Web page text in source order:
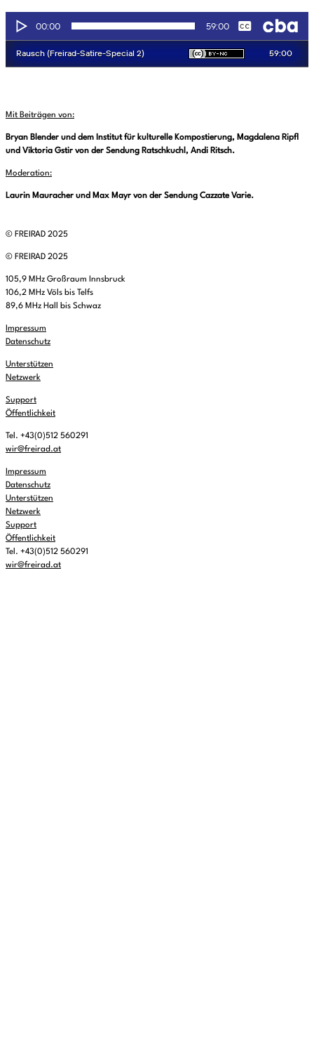
Mit Beiträgen von:
Bryan Blender und dem Institut für kulturelle Kompostierung, Magdalena Ripfl
und Viktoria Gstir von der Sendung Ratschkuchl, Andi Ritsch.
Moderation:
Laurin Mauracher und Max Mayr von der Sendung Cazzate Varie.
© FREIRAD 2025
© FREIRAD 2025
105,9 MHz Großraum Innsbruck
106,2 MHz Völs bis Telfs
89,6 MHz Hall bis Schwaz
Impressum
Datenschutz
Unterstützen
Netzwerk
Support
Öffentlichkeit
Tel. +43(0)512 560291
wir@freirad.at
Impressum
Datenschutz
Unterstützen
Netzwerk
Support
Öffentlichkeit
Tel. +43(0)512 560291
wir@freirad.at